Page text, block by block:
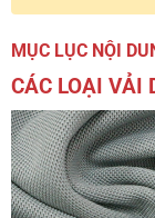
MỤC LỤC NỘI
CÁC LOẠI VẢI